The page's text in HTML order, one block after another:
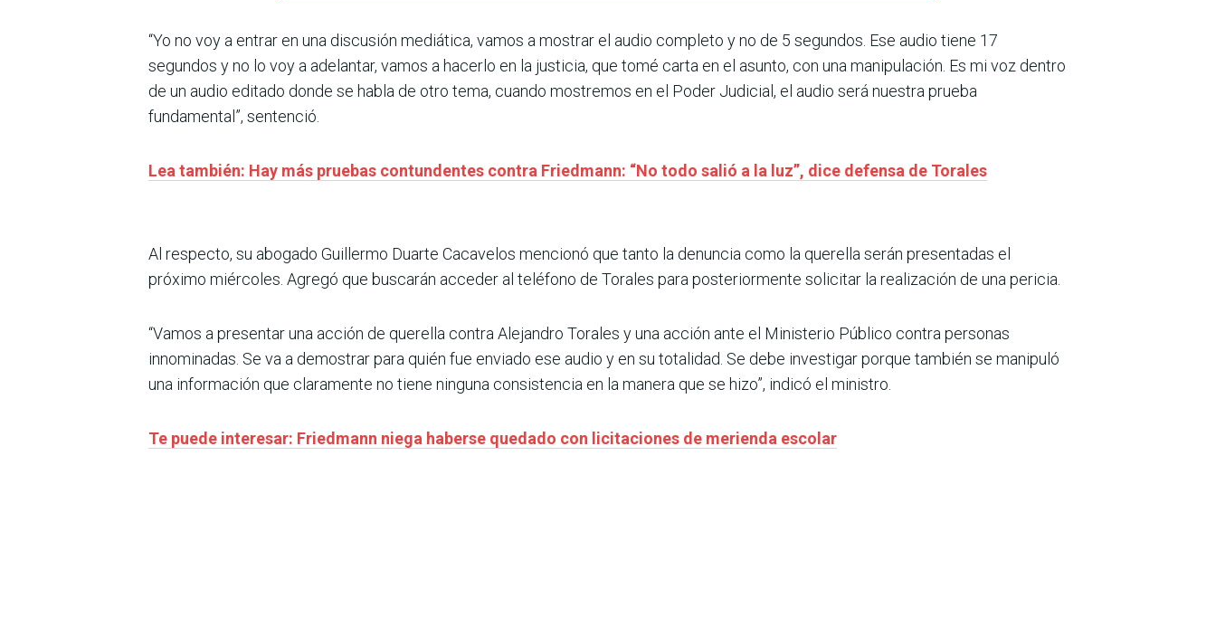
“Yo no voy a entrar en una discusión mediática, vamos a mostrar el audio completo y no de 5 segundos. Ese audio tiene 17
segundos y no lo voy a adelantar, vamos a hacerlo en la justicia, que tomé carta en el asunto, con una manipulación. Es mi voz dentro
de un audio editado donde se habla de otro tema, cuando mostremos en el Poder Judicial, el audio será nuestra prueba
fundamental”, sentenció.
Lea también: Hay más pruebas contundentes contra Friedmann: “No todo salió a la luz”, dice defensa de Torales
Al respecto, su abogado Guillermo Duarte Cacavelos mencionó que tanto la denuncia como la querella serán presentadas el
próximo miércoles. Agregó que buscarán acceder al teléfono de Torales para posteriormente solicitar la realización de una pericia.
“Vamos a presentar una acción de querella contra Alejandro Torales y una acción ante el Ministerio Público contra personas
innominadas. Se va a demostrar para quién fue enviado ese audio y en su totalidad. Se debe investigar porque también se manipuló
una información que claramente no tiene ninguna consistencia en la manera que se hizo”, indicó el ministro.
Te puede interesar: Friedmann niega haberse quedado con licitaciones de merienda escolar